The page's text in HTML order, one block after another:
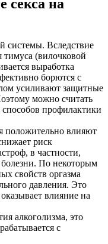
секса на
системы. Вследствие
тимуса (вилочковой
выработка
борются с
усиливают защитные
можно считать
профилактики
положительно влияют
риск
в частности,
По некоторым
свойств оргазма
давления. Это
влияние на
алкоголизма, это
с